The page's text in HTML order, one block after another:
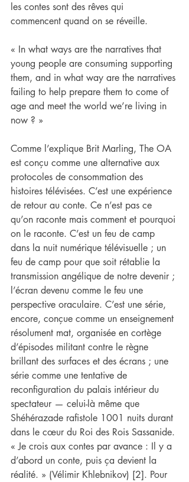
les contes sont des rêves qui
commencent quand on se réveille.
« In what ways are the narratives that
young people are consuming supporting
them, and in what way are the narratives
failing to help prepare them to come of
age and meet the world we’re living in
now ? »
Comme l’explique Brit Marling, The OA
est conçu comme une alternative aux
protocoles de consommation des
histoires télévisées. C’est une expérience
de retour au conte. Ce n’est pas ce
qu’on raconte mais comment et pourquoi
on le raconte. C’est un feu de camp
dans la nuit numérique télévisuelle ; un
feu de camp pour que soit rétablie la
transmission angélique de notre devenir ;
l’écran devenu comme le feu une
perspective oraculaire. C’est une série,
encore, conçue comme un enseignement
résolument mat, organisée en cortège
d’épisodes militant contre le règne
brillant des surfaces et des écrans ; une
série comme une tentative de
reconfiguration du palais intérieur du
spectateur — celui-là même que
Shéhérazade rafistole 1001 nuits durant
dans le cœur du Roi des Rois Sassanide.
« Je crois aux contes par avance : Il y a
d’abord un conte, puis ça devient la
réalité. » (Vélimir Khlebnikov) [2]. Pour